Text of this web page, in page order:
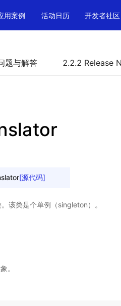
用案例 活动日历 开发者社区
题与解答 2.2.2 Release
[源代码]
该类是个单例（singleton）。
。